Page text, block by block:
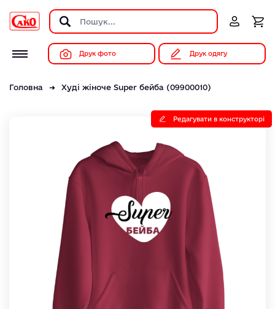
Друк фото Друк одягу
Головна Худі жіноче Super бейба (09900010)
Редагувати в конструкторі